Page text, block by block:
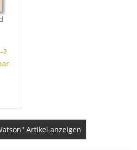
2
Artikel anzeigen